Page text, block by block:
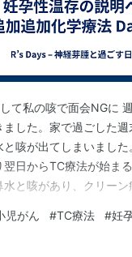
て私の咳で面会NGに
した。家で過ごした週
と咳が出てしまいまし
翌日からTC療法が始ま
と咳があり、クリーン
護師さんに抱っこされ
ちゃいけない」とわか
児がん #TC療法 #妊